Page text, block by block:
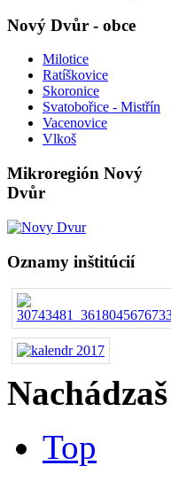
Nový Dvůr - obce
Milotice
Ratíškovice
Skoronice
Svatobořice - Mistřín
Vacenovice
Vlkoš
Mikroregión Nový
Dvůr
Oznamy inštitúcií
Top